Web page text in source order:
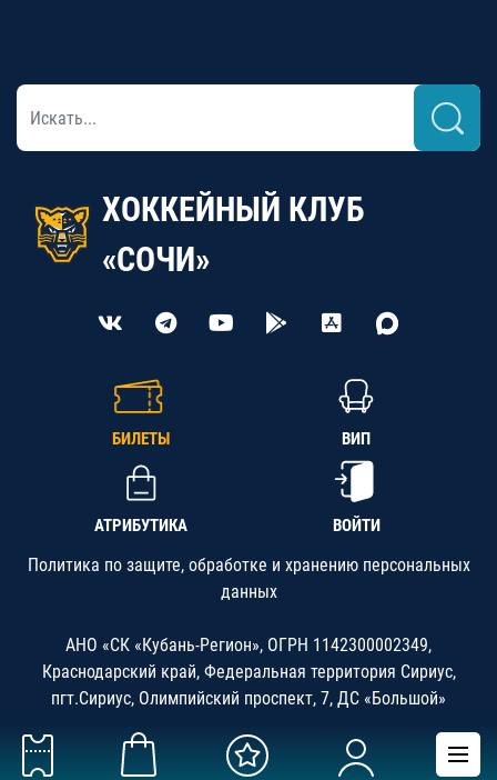
ХОККЕЙНЫЙ КЛУБ
«СОЧИ»
БИЛЕТЫ ВИП
АТРИБУТИКА ВОЙТИ
Политика по защите, обработке и хранению персональных
данных
АНО «СК «Кубань-Регион», ОГРН 1142300002349,
Краснодарский край, Федеральная территория Сириус,
пгт.Сириус, Олимпийский проспект, 7, ДС «Большой»